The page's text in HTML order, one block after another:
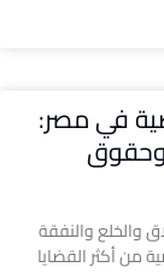
في مصر:
وحقوق
والخلع والنفقة
من أكثر القضايا